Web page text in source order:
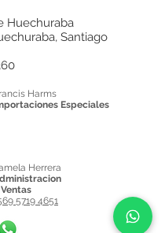
Huechuraba
Santiago
Harms
Especiales
Herrera
5719 4651